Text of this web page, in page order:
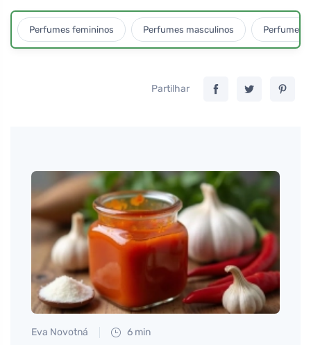
Perfumes femininos Perfumes masculinos Perfumes
Partilhar
Eva Novotná 6 min